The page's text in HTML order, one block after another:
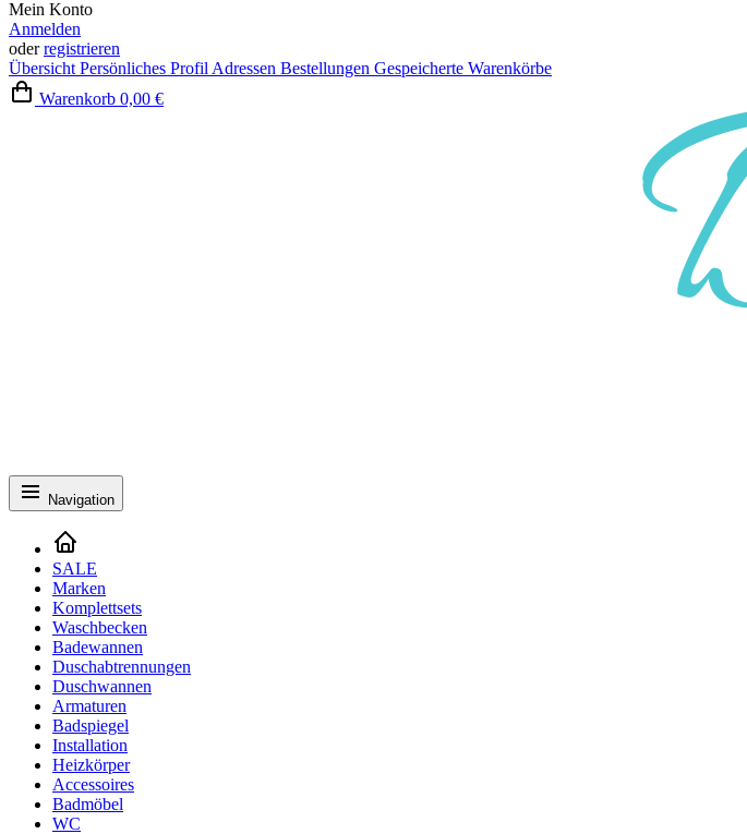
Mein Konto
Anmelden
oderregistrieren
Übersicht Persönliches Profil Adressen Bestellungen Gespeicherte Warenkörbe
Warenkorb 0,00 €
Navigation
SALE
Marken
Komplettsets
Waschbecken
Badewannen
Duschabtrennungen
Duschwannen
Armaturen
Badspiegel
Installation
Heizkörper
Accessoires
Badmöbel
WC